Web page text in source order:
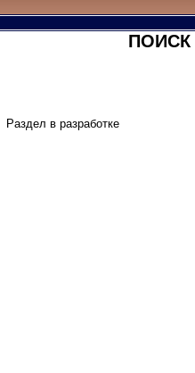
Раздел в разработке